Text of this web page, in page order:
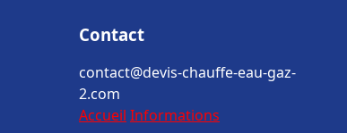
Contact
contact@devis-chauffe-eau-gaz-
2.com
Accueil Informations